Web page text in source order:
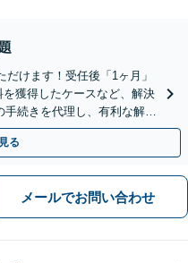
けます！受任後「1ヶ月」
獲得したケースなど、解決
手続きを代理し、有利な解決
】
る
メールでお問い合わせ